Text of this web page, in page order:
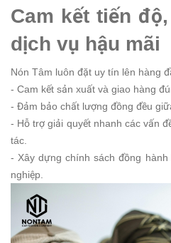
Cam kết tiến
dịch vụ hậu mãi
Nón Tâm luôn đặt uy tín lên hàng
- Cam kết sản xuất và giao hàng
- Đảm bảo chất lượng đồng đều
- Hỗ trợ giải quyết nhanh các vấn
tác.
- Xây dựng chính sách đồng
nghiệp.